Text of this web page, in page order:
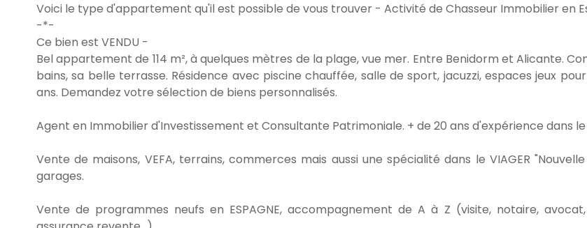
Voici le type d'appartement qu'il est possible de vous trouver - Activité de Chasseur Immobilier en
-*-
Ce bien est VENDU -
Bel appartement de 114 m², à quelques mètres de la plage, vue mer. Entre Benidorm et Alicante.
bains, sa belle terrasse. Résidence avec piscine chauffée, salle de sport, jacuzzi, espaces jeux
ans. Demandez votre sélection de biens personnalisés.
Agent en Immobilier d'Investissement et Consultante Patrimoniale. + de 20 ans d'expérience dans
Vente de maisons, VEFA, terrains, commerces mais aussi une spécialité dans le VIAGER
garages.
Vente de programmes neufs en ESPAGNE, accompagnement de A à Z (visite, notaire,